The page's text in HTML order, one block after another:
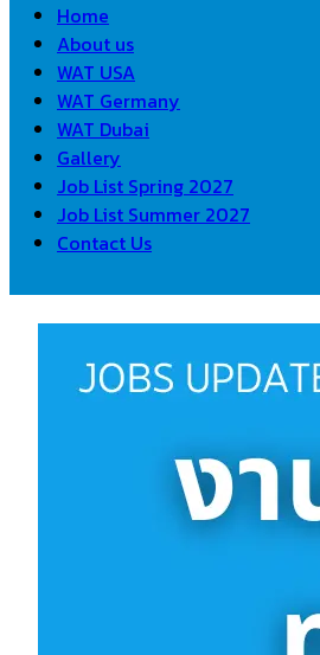
Home
About us
WAT USA
WAT Germany
WAT Dubai
Gallery
Job List Spring 2027
Job List Summer 2027
Contact Us